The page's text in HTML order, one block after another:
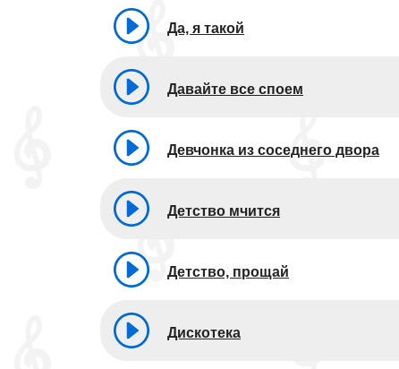
Да, я такой
Давайте все споем
Девчонка из соседнего двора
Детство мчится
Детство, прощай
Дискотека